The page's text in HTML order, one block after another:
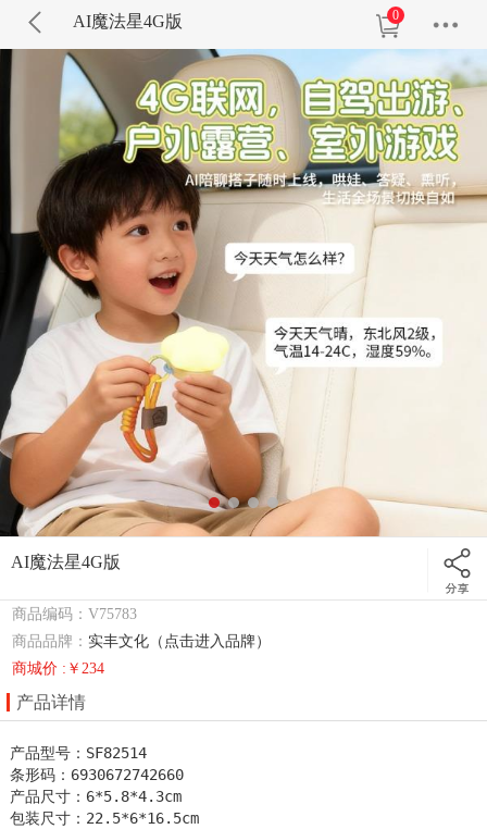
AI魔法星4G版 0
AI魔法星4G版
商品编码：V75783
商品品牌： 实丰文化（点击进入品牌）
商城价 :￥234
产品详情
产品型号：SF82514
条形码：6930672742660
产品尺寸：6*5.8*4.3cm
包装尺寸：22.5*6*16.5cm